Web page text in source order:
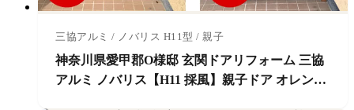
三協アルミ / ノバリス H11型 / 親子
神奈川県愛甲郡O様邸 玄関ドアリフォーム 三協
アルミ ノバリス【H11 採風】親子ドア オレンジ